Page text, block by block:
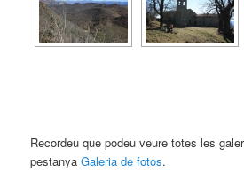
Recordeu que podeu veure totes les
pestanyaGaleria de fotos.